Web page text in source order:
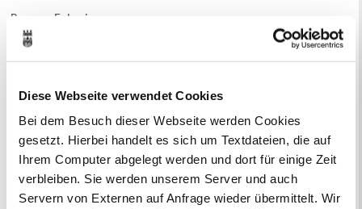
Diese Webseite verwendet Cookies
Bei dem Besuch dieser Webseite werden Cookies
gesetzt. Hierbei handelt es sich um Textdateien, die auf
Ihrem Computer abgelegt werden und dort für einige Zeit
verbleiben. Sie werden unserem Server und auch
Servern von Externen auf Anfrage wieder übermittelt. Wir
Berger
Ephraim
Geboren am
Berger
Ernst
weitere Details
Bergmeier, Antonia
Geboren am
25.06.1896
weitere Details